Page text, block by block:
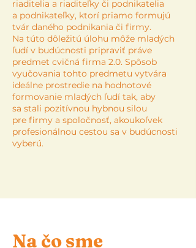
riaditelia a riaditeľky či podnikatelia
a podnikateľky, ktorí priamo formujú
tvár daného podnikania či firmy.
Na túto dôležitú úlohu môže mladých
ľudí v budúcnosti pripraviť práve
predmet cvičná firma 2.0. Spôsob
vyučovania tohto predmetu vytvára
ideálne prostredie na hodnotové
formovanie mladých ľudí tak, aby
sa stali pozitívnou hybnou silou
pre firmy a spoločnosť, akoukoľvek
profesionálnou cestou sa v budúcnosti
vyberú.
Na čo sme